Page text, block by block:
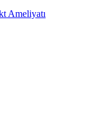
Ameliyatı